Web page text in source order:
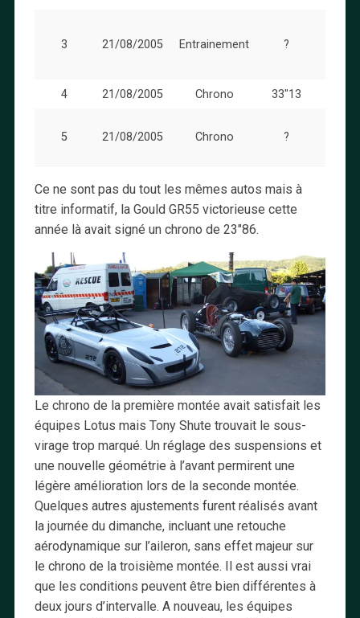
3 21/08/2005 Entrainement ?
4 21/08/2005 Chrono 33″13
5 21/08/2005 Chrono ?
Ce ne sont pas du tout les mêmes autos mais à
titre informatif, la Gould GR55 victorieuse cette
année là avait signé un chrono de 23″86.
Le chrono de la première montée avait satisfait les
équipes Lotus mais Tony Shute trouvait le sous-
virage trop marqué. Un réglage des suspensions et
une nouvelle géométrie à l’avant permirent une
légère amélioration lors de la seconde montée.
Quelques autres ajustements furent réalisés avant
la journée du dimanche, incluant une retouche
aérodynamique sur l’aileron, sans effet majeur sur
le chrono de la troisième montée. Il est aussi vrai
que les conditions peuvent être bien différentes à
deux jours d’intervalle. A nouveau, les équipes